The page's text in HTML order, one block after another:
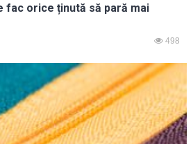
fac orice ținută să pară mai
498